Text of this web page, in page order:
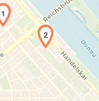
1
2